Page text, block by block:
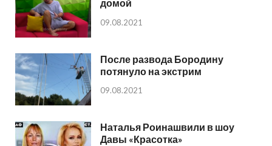
домой
09.08.2021
После развода Бородину
потянуло на экстрим
09.08.2021
Наталья Роинашвили в шоу
Давы «Красотка»